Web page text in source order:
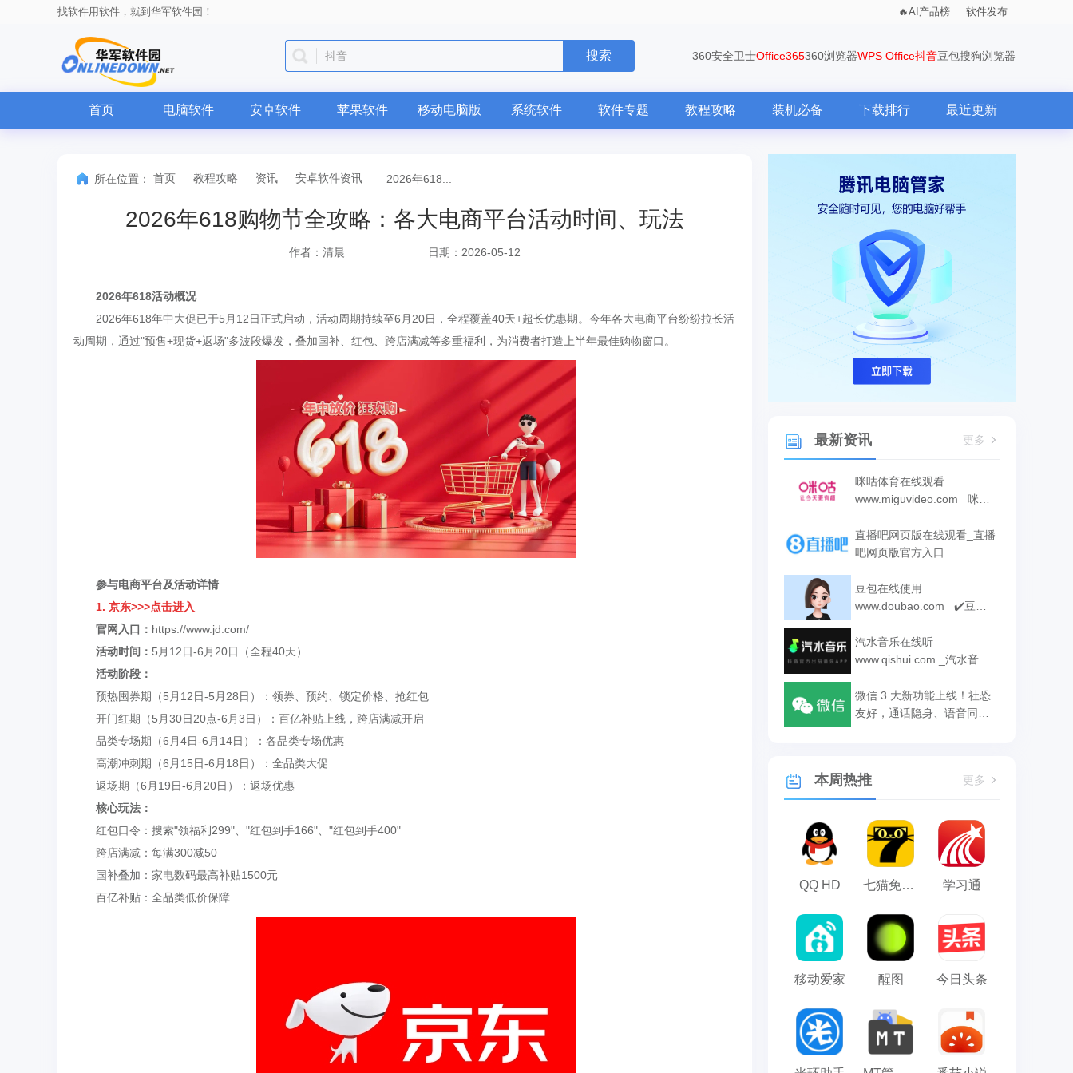
找软件用软件，就到华军软件园！ AI产品榜 软件发布
WPS Office 搜索 360安全卫士Office365360浏览器WPS Office抖音豆包搜狗浏览器
首页 电脑软件 安卓软件 苹果软件 移动电脑版 系统软件 软件专题 教程攻略 装机必备 下载排行 最近更新
所在位置： 首页 — 教程攻略 — 资讯 — 安卓软件资讯 — 2026年618...
2026年618购物节全攻略：各大电商平台活动时间、玩法
作者：清晨 日期：2026-05-12
2026年618活动概况
2026年618年中大促已于5月12日正式启动，活动周期持续至6月20日，全程覆盖40天+超长优惠期。今年各大电商平台纷纷拉长活
动周期，通过"预售+现货+返场"多波段爆发，叠加国补、红包、跨店满减等多重福利，为消费者打造上半年最佳购物窗口。
参与电商平台及活动详情
1. 京东>>>点击进入
官网入口： https://www.jd.com/
活动时间： 5月12日-6月20日（全程40天）
活动阶段：
预热囤券期（5月12日-5月28日）：领券、预约、锁定价格、抢红包
开门红期（5月30日20点-6月3日）：百亿补贴上线，跨店满减开启
品类专场期（6月4日-6月14日）：各品类专场优惠
高潮冲刺期（6月15日-6月18日）：全品类大促
返场期（6月19日-6月20日）：返场优惠
核心玩法：
红包口令：搜索"领福利299"、"红包到手166"、"红包到手400"
跨店满减：每满300减50
国补叠加：家电数码最高补贴1500元
百亿补贴：全品类低价保障
最新资讯 更多
咪咕体育在线观看
www.miguvideo.com _咪咕
直播吧网页版在线观看_直播
吧网页版官方入口
豆包在线使用
www.doubao.com _✔️豆包
汽水音乐在线听
www.qishui.com _汽水音乐
微信 3 大新功能上线！社恐
友好，通话隐身、语音同声
本周热推 更多
QQ HD 七猫免费小说 学习通
移动爱家 醒图 今日头条